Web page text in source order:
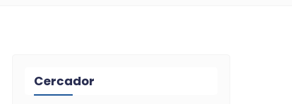
Cercador